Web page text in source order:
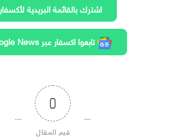
اشترك بالقائمة البريدية لأكسفار
تابعوا اكسفار عبر google News
0
قيم المقال